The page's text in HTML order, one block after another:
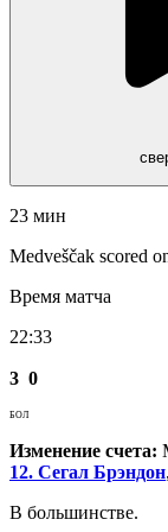
23 мин
Medveščak scored
Время матча
22:33
3 0
БОЛ
Изменение счета:
12. Сегал Брэндон,
В большинстве.